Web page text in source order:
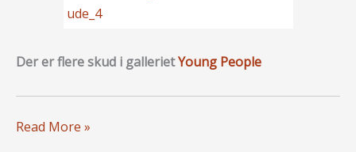
Der er flere skud i gallerietYoung People
Fotografen
Read More »